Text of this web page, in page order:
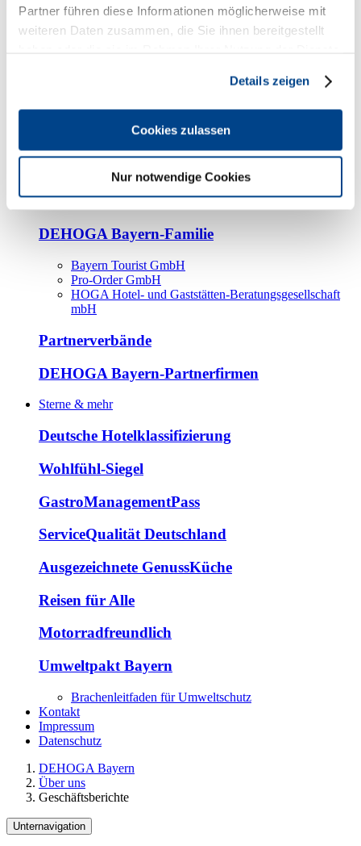
Partner führen diese Informationen möglicherweise mit
weiteren Daten zusammen, die Sie ihnen bereitgestellt
Details zeigen
Cookies zulassen
Nur notwendige Cookies
Kooperationspartner
Tourismusorganisationen
Bayern Tourismus Marketing GmbH
DEHOGA-Familie
Bundesverband
Fachverbände
DEHOGA Bayern-Familie
Bayern Tourist GmbH
Pro-Order GmbH
HOGA Hotel- und Gaststätten-Beratungsgesellschaft
mbH
Partnerverbände
DEHOGA Bayern-Partnerfirmen
Sterne & mehr
Deutsche Hotelklassifizierung
Wohlfühl-Siegel
GastroManagementPass
ServiceQualität Deutschland
Ausgezeichnete GenussKüche
Reisen für Alle
Motorradfreundlich
Umweltpakt Bayern
Brachenleitfaden für Umweltschutz
Kontakt
Impressum
Datenschutz
DEHOGA Bayern
Über uns
Geschäftsberichte
Unternavigation